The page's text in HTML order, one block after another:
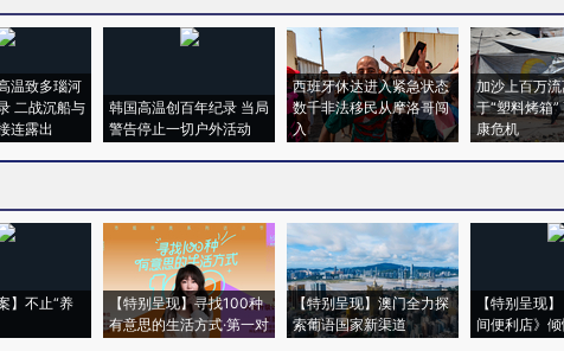
温致多瑙河
二战沉船与
连露出
韩国高温创百年纪录 当局
警告停止一切户外活动
西班牙休达进入紧急状态
数千非法移民从摩洛哥闯
入
加沙上百万
于“塑料烤箱
康危机
】不止“养
【特别呈现】寻找100种
有意思的生活方式·第一对
【特别呈现】澳门全力探
索葡语国家新渠道
【特别呈现
间便利店》